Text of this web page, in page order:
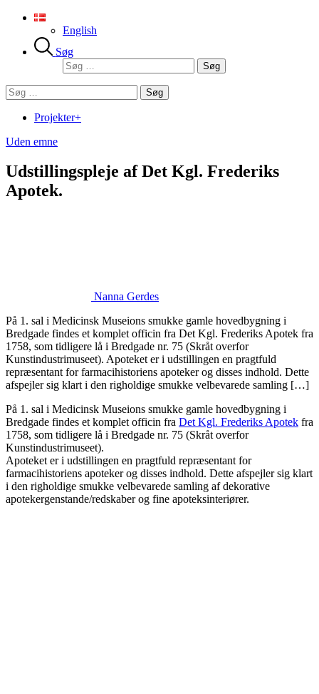
English
Søg
Søg
efter:
Søg
efter:
Projekter+
Uden emne
Udstillingspleje af Det Kgl. Frederiks
Apotek.
Nanna Gerdes
På 1. sal i Medicinsk Museions smukke gamle hovedbygning i
Bredgade findes et komplet officin fra Det Kgl. Frederiks Apotek fra
1758, som tidligere lå i Bredgade nr. 75 (Skråt overfor
Kunstindustrimuseet). Apoteket er i udstillingen en pragtfuld
repræsentant for farmacihistoriens apoteker og disses indhold. Dette
afspejler sig klart i den righoldige smukke velbevarede samling […]
På 1. sal i Medicinsk Museions smukke gamle hovedbygning i
Bredgade findes et komplet officin fra Det Kgl. Frederiks Apotek fra
1758, som tidligere lå i Bredgade nr. 75 (Skråt overfor
Kunstindustrimuseet).
Apoteket er i udstillingen en pragtfuld repræsentant for
farmacihistoriens apoteker og disses indhold. Dette afspejler sig klart
i den righoldige smukke velbevarede samling af dekorative
apotekergenstande/redskaber og fine apoteksinteriører.